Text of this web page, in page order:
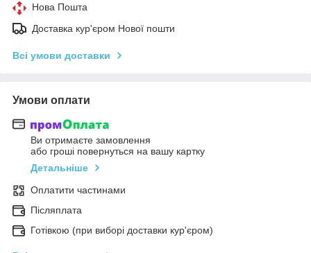
Нова Пошта
Доставка кур'єром Нової пошти
Всі умови доставки
Умови оплати
Ви отримаєте замовлення
або гроші повернуться на вашу картку
Детальніше
Оплатити частинами
Післяплата
Готівкою (при виборі доставки кур'єром)